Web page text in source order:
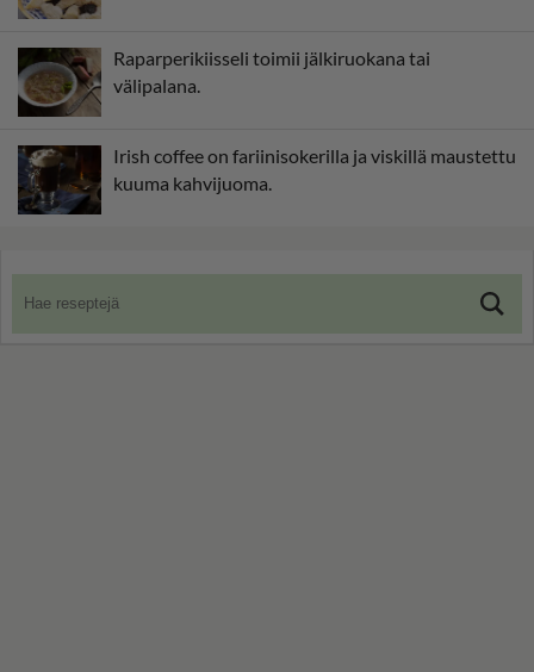
Raparperikiisseli toimii jälkiruokana tai
välipalana.
Irish coffee on fariinisokerilla ja viskillä maustettu
kuuma kahvijuoma.